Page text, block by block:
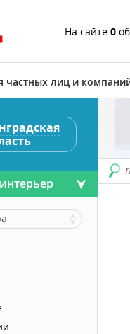
На сайте 0
частных лиц и